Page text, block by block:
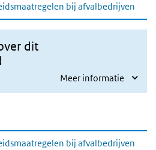
bij afvalbedrijven
dit
Meer informatie
bij afvalbedrijven